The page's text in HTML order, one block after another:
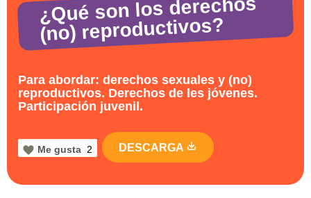
¿Qué son los derechos
(no) reproductivos?
Para abordar: derechos sexuales y (no)
reproductivos. Derechos de les jóvenes.
Participación juvenil.
Me gusta 2 DESCARGA